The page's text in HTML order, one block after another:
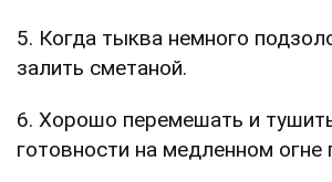
5. Когда тыква немного
залить сметаной.
6. Хорошо перемешать и
готовности на медленном